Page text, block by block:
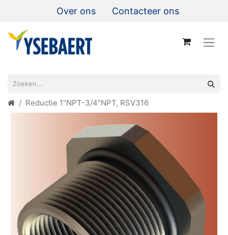
Over ons Contacteer ons
Reductie 1"NPT-3/4"NPT, RSV316